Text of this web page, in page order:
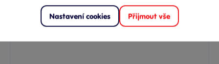
Nastavení cookies Přijmout vše